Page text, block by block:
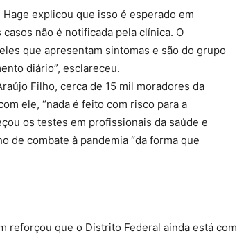
explicou que isso é esperado em
não é notificada pela clínica. O
que apresentam sintomas e são do grupo
diário”, esclareceu.
Filho, cerca de 15 mil moradores da
ele, “nada é feito com risco para a
os testes em profissionais da saúde e
de combate à pandemia “da forma que
reforçou que o Distrito Federal ainda está com